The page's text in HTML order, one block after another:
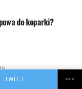
TWEET
do koparki?
ogrodu.